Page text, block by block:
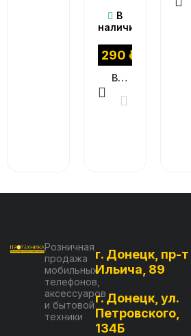
В
наличии
1 290 ₽
В КОРЗИНУ
Розничная
продажа
мобильных
телефонов,
аксессуаров
и бытовой
техники
г. Донецк, пр-т
Ильича, 89
г. Донецк, ул.
Петровского,
134Б